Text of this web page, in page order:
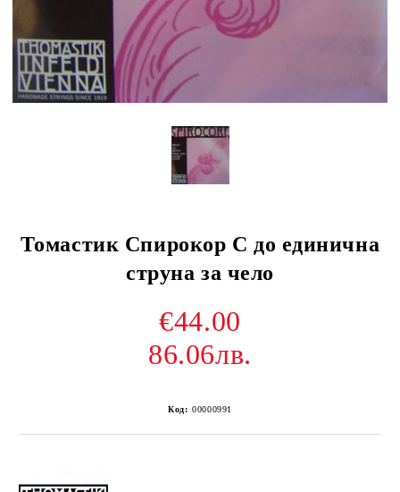
Томастик Спирокор C до единична
струна за чело
€44.00
86.06лв.
Код: 00000991